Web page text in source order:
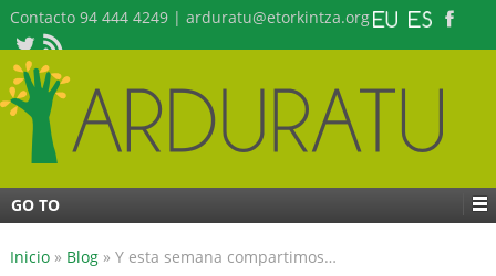
Contacto 94 444 4249 | arduratu@etorkintza.org
GO TO
Inicio» Blog» Y esta semana compartimos…